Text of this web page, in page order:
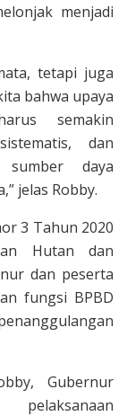
menjadi
tetapi juga
bahwa upaya
semakin
dan
sumber daya
jelas Robby.
3 Tahun 2020
Hutan dan
dan peserta
fungsi BPBD
Gubernur